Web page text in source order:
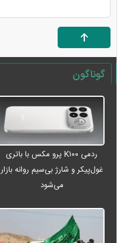
گوناگون
ردمی K۱۰۰ پرو مکس با باتری
غول‌پیکر و شارژ بی‌سیم روانه بازار
می‌شود